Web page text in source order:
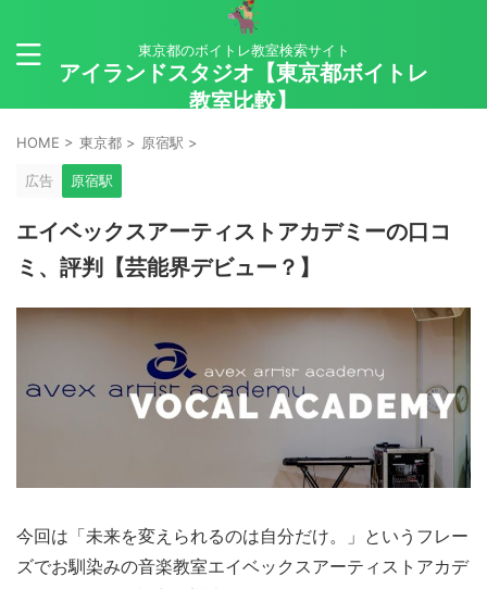
東京都のボイトレ教室検索サイト
アイランドスタジオ【東京都ボイトレ
教室比較】
HOME > 東京都 > 原宿駅 >
広告 原宿駅
エイベックスアーティストアカデミーの口コ
ミ、評判【芸能界デビュー？】
今回は「未来を変えられるのは自分だけ。」というフレー
ズでお馴染みの音楽教室エイベックスアーティストアカデ